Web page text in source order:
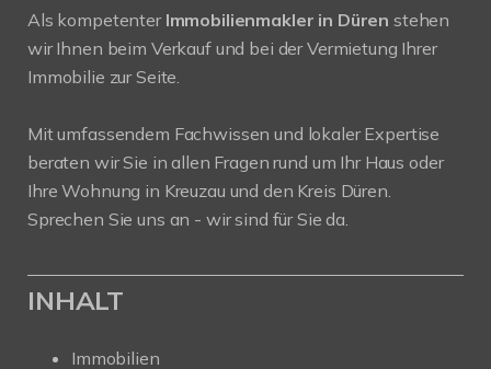
Als kompetenter Immobilienmakler in Düren stehen
wir Ihnen beim Verkauf und bei der Vermietung Ihrer
Immobilie zur Seite.
Mit umfassendem Fachwissen und lokaler Expertise
beraten wir Sie in allen Fragen rund um Ihr Haus oder
Ihre Wohnung in Kreuzau und den Kreis Düren.
Sprechen Sie uns an - wir sind für Sie da.
INHALT
Immobilien